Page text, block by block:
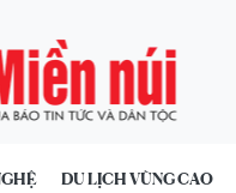
DU LỊCH VÙNG CAO